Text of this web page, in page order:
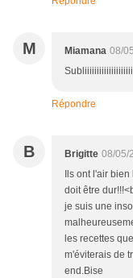
M Miamana 08/
Répondre
B Brigitte 08/05/
Ils ont l'air
doit être
je suis une
les recettes
m'éviterais de
end.Bise